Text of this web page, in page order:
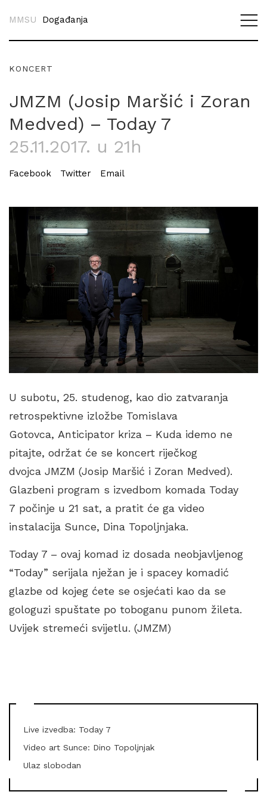
MMSU Događanja
KONCERT
JMZM (Josip Maršić i Zoran
Medved) – Today 7
25.11.2017. u 21h
Facebook Twitter Email
U subotu, 25. studenog, kao dio zatvaranja
retrospektivne izložbe Tomislava
Gotovca, Anticipator kriza – Kuda idemo ne
pitajte, održat će se koncert riječkog
dvojca JMZM (Josip Maršić i Zoran Medved).
Glazbeni program s izvedbom komada Today
7 počinje u 21 sat, a pratit će ga video
instalacija Sunce, Dina Topoljnjaka.
Today 7 – ovaj komad iz dosada neobjavljenog
“Today” serijala nježan je i spacey komadić
glazbe od kojeg ćete se osjećati kao da se
gologuzi spuštate po toboganu punom žileta.
Uvijek stremeći svijetlu. (JMZM)
Live izvedba: Today 7
Video art Sunce: Dino Topoljnjak
Ulaz slobodan